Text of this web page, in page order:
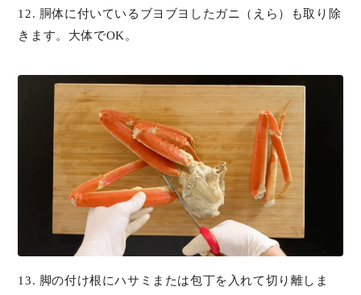
12. 胴体に付いているブヨブヨしたガニ（えら）も取り除
きます。大体でOK。
13. 脚の付け根にハサミまたは包丁を入れて切り離しま